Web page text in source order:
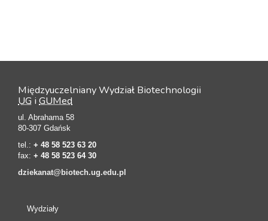
Międzyuczelniany Wydział Biotechnologii
UG i GUMed
ul. Abrahama 58
80-307 Gdańsk
tel.: + 48 58 523 63 20
fax: + 48 58 523 64 30
dziekanat@biotech.ug.edu.pl
Wydziały